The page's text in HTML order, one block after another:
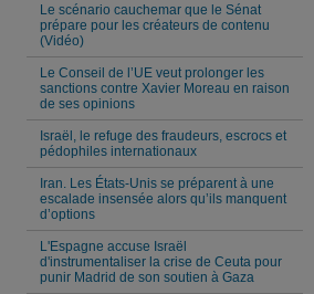
Le scénario cauchemar que le Sénat
prépare pour les créateurs de contenu
(Vidéo)
Le Conseil de l’UE veut prolonger les
sanctions contre Xavier Moreau en raison
de ses opinions
Israël, le refuge des fraudeurs, escrocs et
pédophiles internationaux
Iran. Les États-Unis se préparent à une
escalade insensée alors qu’ils manquent
d’options
L'Espagne accuse Israël
d'instrumentaliser la crise de Ceuta pour
punir Madrid de son soutien à Gaza